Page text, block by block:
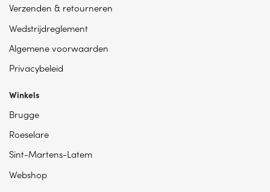
Verzenden & retourneren
Wedstrijdreglement
Algemene voorwaarden
Privacybeleid
Winkels
Brugge
Roeselare
Sint-Martens-Latem
Webshop